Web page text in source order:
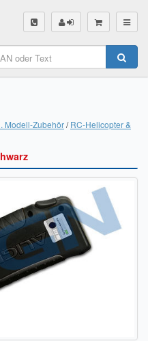
Modell-Zubehör RC-Helicopter &